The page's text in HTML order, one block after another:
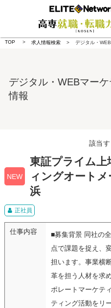
TOP 求人情報検索 デジタル・
デジタル・WEBマー
情報
該当
NEW
東証プライム上
ィングオート
浜
正社員
仕事内容
■募集背景 同社の
点で課題を捉え、
担います。事業横
革を担う人材を求
ポレートマーケテ
ティング活動をリ